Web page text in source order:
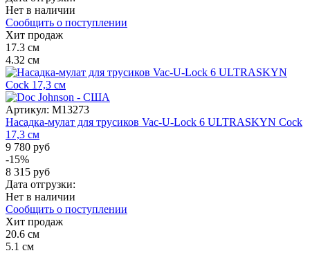
Нет в наличии
Сообщить о поступлении
Хит продаж
17.3 см
4.32 см
Артикул: M13273
Насадка-мулат для трусиков Vac-U-Lock 6 ULTRASKYN Cock
17,3 см
9 780 руб
-15%
8 315 руб
Дата отгрузки:
Нет в наличии
Сообщить о поступлении
Хит продаж
20.6 см
5.1 см